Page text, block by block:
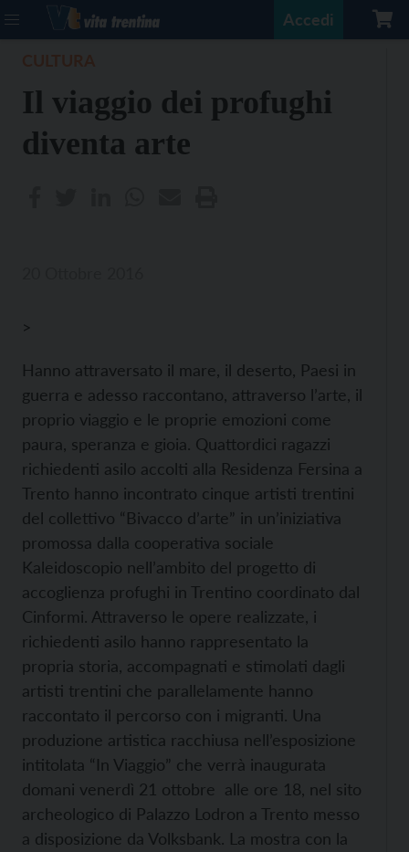
Accedi
Il viaggio dei profughi
diventa arte
>
Hanno attraversato il mare, il deserto, Paesi in
guerra e adesso raccontano, attraverso l’arte, il
proprio viaggio e le proprie emozioni come
paura, speranza e gioia. Quattordici ragazzi
richiedenti asilo accolti alla Residenza Fersina a
Trento hanno incontrato cinque artisti trentini
del collettivo “Bivacco d’arte” in un’iniziativa
promossa dalla cooperativa sociale
Kaleidoscopio nell’ambito del progetto di
accoglienza profughi in Trentino coordinato dal
Cinformi. Attraverso le opere realizzate, i
richiedenti asilo hanno rappresentato la
propria storia, accompagnati e stimolati dagli
artisti trentini che parallelamente hanno
raccontato il percorso con i migranti. Una
produzione artistica racchiusa nell’esposizione
intitolata “In Viaggio” che verrà inaugurata
domani venerdì 21 ottobre alle ore 18, nel sito
archeologico di Palazzo Lodron a Trento messo
a disposizione da Volksbank. La mostra con la